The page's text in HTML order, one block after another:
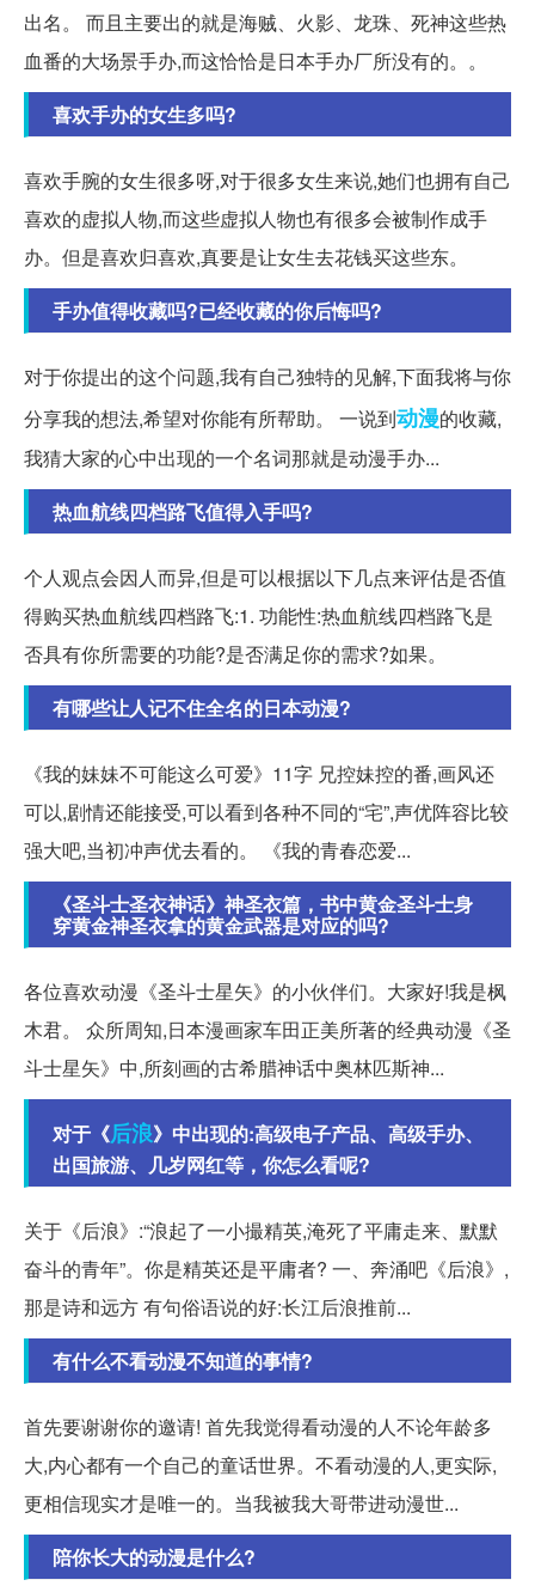
出名。 而且主要出的就是海贼、火影、龙珠、死神这些热
血番的大场景手办,而这恰恰是日本手办厂所没有的。。
喜欢手办的女生多吗?
喜欢手腕的女生很多呀,对于很多女生来说,她们也拥有自己
喜欢的虚拟人物,而这些虚拟人物也有很多会被制作成手
办。但是喜欢归喜欢,真要是让女生去花钱买这些东。
手办值得收藏吗?已经收藏的你后悔吗?
对于你提出的这个问题,我有自己独特的见解,下面我将与你
分享我的想法,希望对你能有所帮助。 一说到动漫的收藏,
我猜大家的心中出现的一个名词那就是动漫手办...
热血航线四档路飞值得入手吗?
个人观点会因人而异,但是可以根据以下几点来评估是否值
得购买热血航线四档路飞:1. 功能性:热血航线四档路飞是
否具有你所需要的功能?是否满足你的需求?如果。
有哪些让人记不住全名的日本动漫?
《我的妹妹不可能这么可爱》11字 兄控妹控的番,画风还
可以,剧情还能接受,可以看到各种不同的“宅”,声优阵容比较
强大吧,当初冲声优去看的。 《我的青春恋爱...
《圣斗士圣衣神话》神圣衣篇，书中黄金圣斗士身
穿黄金神圣衣拿的黄金武器是对应的吗?
各位喜欢动漫《圣斗士星矢》的小伙伴们。大家好!我是枫
木君。 众所周知,日本漫画家车田正美所著的经典动漫《圣
斗士星矢》中,所刻画的古希腊神话中奥林匹斯神...
对于《后浪》中出现的:高级电子产品、高级手办、
出国旅游、几岁网红等，你怎么看呢?
关于《后浪》:“浪起了一小撮精英,淹死了平庸走来、默默
奋斗的青年”。你是精英还是平庸者? 一、奔涌吧《后浪》,
那是诗和远方 有句俗语说的好:长江后浪推前...
有什么不看动漫不知道的事情?
首先要谢谢你的邀请! 首先我觉得看动漫的人不论年龄多
大,内心都有一个自己的童话世界。不看动漫的人,更实际,
更相信现实才是唯一的。当我被我大哥带进动漫世...
陪你长大的动漫是什么?